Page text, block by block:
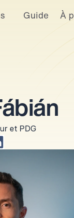
et des offres
Guide À
et PDG